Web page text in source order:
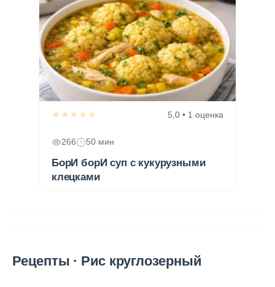
★★★★★ 5,0 • 1 оценка
266 50 мин
БорИ борИ суп с кукурузными
клецками
Рецепты · Рис круглозерный